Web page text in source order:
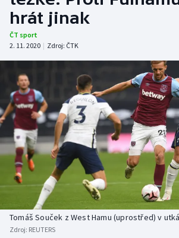
Atletika
DALŠÍ SPORTY
Americký fotbal
Baseball a softbal
Basketbal
Biatlon
Boby a skeleton
NEPŘEHLÉDNĚTE
Soutěže
Historické návraty
Aplikace ČT sport
AZ kvíz
hrát jinak
ČT sport
2. 11. 2020 | Zdroj: ČTK
Tomáš Souček z West Hamu (uprostřed) v
Zdroj: REUTERS